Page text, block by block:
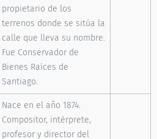
propietario de los
terrenos donde se sitúa la
calle que lleva su nombre.
Fue Conservador de
Bienes Raíces de
Santiago.
Nace en el año 1874.
Compositor, intérprete,
profesor y director del